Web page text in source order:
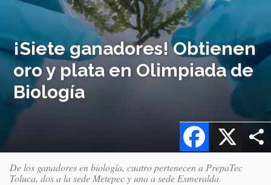
¡Siete ganadores! Obtienen
oro y plata en Olimpiada de
Biología
X
Facebook
De los ganadores en biología, cuatro pertenecen a PrepaTec
Toluca, dos a la sede Metepec y una a sede Esmeralda.